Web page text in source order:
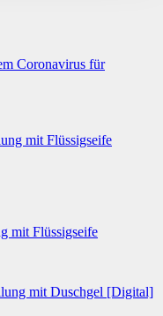
Coronavirus für
mit Flüssigseife